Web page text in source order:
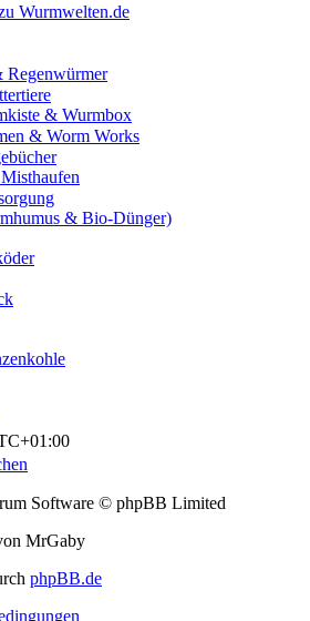
Wurmwelten.de
Regenwürmer
& Wurmbox
& Worm Works
& Bio-Dünger)
Software © phpBB Limited
MrGaby
phpBB.de